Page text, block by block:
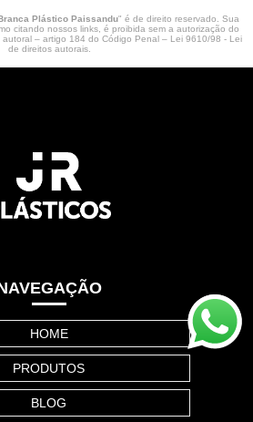
Plástico Paissandu" é de direito reservado. Sua
citando nossos links, é proibida sem a autorização do
– artigo 184 do Código Penal – Lei 9610/98 - Lei
de direitos autorais.
HOME
PRODUTOS
BLOG